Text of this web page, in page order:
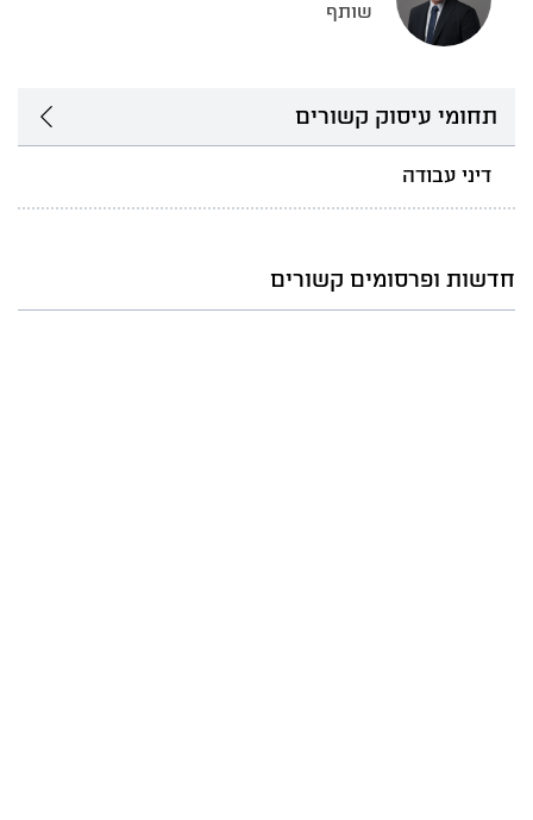
שותף
תחומי עיסוק קשורים
דיני עבודה
חדשות ופרסומים קשורים